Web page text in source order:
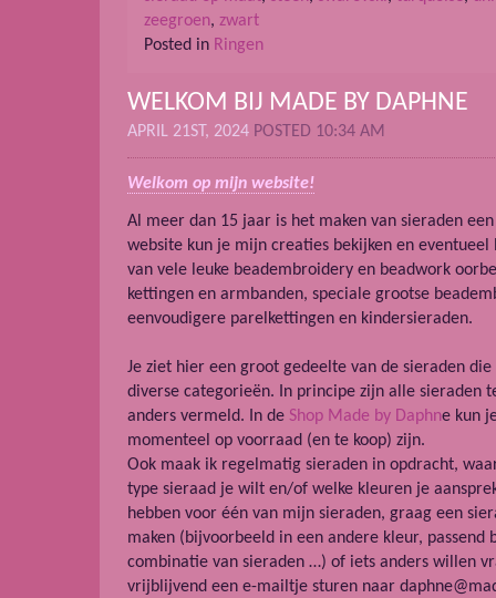
zeegroen, zwart
Posted in Ringen
WELKOM BIJ MADE BY DAPHNE
APRIL 21ST, 2024 POSTED 10:34 AM
Welkom op mijn website!
Al meer dan 15 jaar is het maken van sieraden
website kun je mijn creaties bekijken en
van vele leuke beadembroidery en beadwork
kettingen en armbanden, speciale grootse
eenvoudigere parelkettingen en kindersieraden.
Je ziet hier een groot gedeelte van de sieraden
diverse categorieën. In principe zijn alle sieraden
anders vermeld. In de Shop Made by Daphne kun
momenteel op voorraad (en te koop) zijn.
Ook maak ik regelmatig sieraden in opdracht,
type sieraad je wilt en/of welke kleuren je
hebben voor één van mijn sieraden, graag een
maken (bijvoorbeeld in een andere kleur, passend
combinatie van sieraden …) of iets anders willen
vrijblijvend een e-mailtje sturen naar